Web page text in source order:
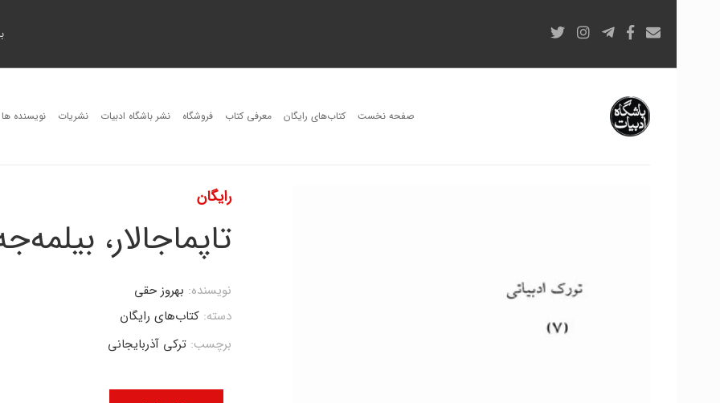
صفحه نخست کتاب‌های رایگان معرفی کتاب فروشگاه نشر باشگاه ادبیات نشریات نویسنده ها
رایگان
تاپماجالار،
نویسنده: بهروز حقی
دسته: کتاب‌های رایگان
برچسب: ترکی آذربایجانی